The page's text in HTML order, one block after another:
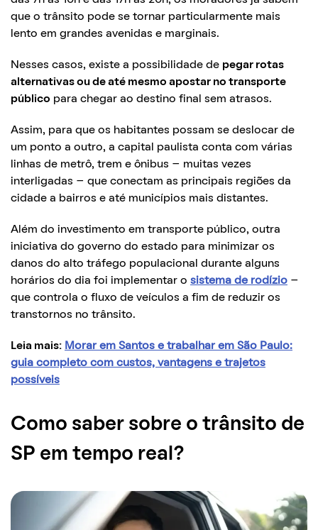
que o trânsito pode se tornar particularmente mais
lento em grandes avenidas e marginais.
Nesses casos, existe a possibilidade de pegar rotas
alternativas ou de até mesmo apostar no transporte
público para chegar ao destino final sem atrasos.
Assim, para que os habitantes possam se deslocar de
um ponto a outro, a capital paulista conta com várias
linhas de metrô, trem e ônibus – muitas vezes
interligadas – que conectam as principais regiões da
cidade a bairros e até municípios mais distantes.
Além do investimento em transporte público, outra
iniciativa do governo do estado para minimizar os
danos do alto tráfego populacional durante alguns
horários do dia foi implementar o sistema de rodízio –
que controla o fluxo de veículos a fim de reduzir os
transtornos no trânsito.
Leia mais: Morar em Santos e trabalhar em São Paulo:
guia completo com custos, vantagens e trajetos
possíveis
Como saber sobre o trânsito de
SP em tempo real?